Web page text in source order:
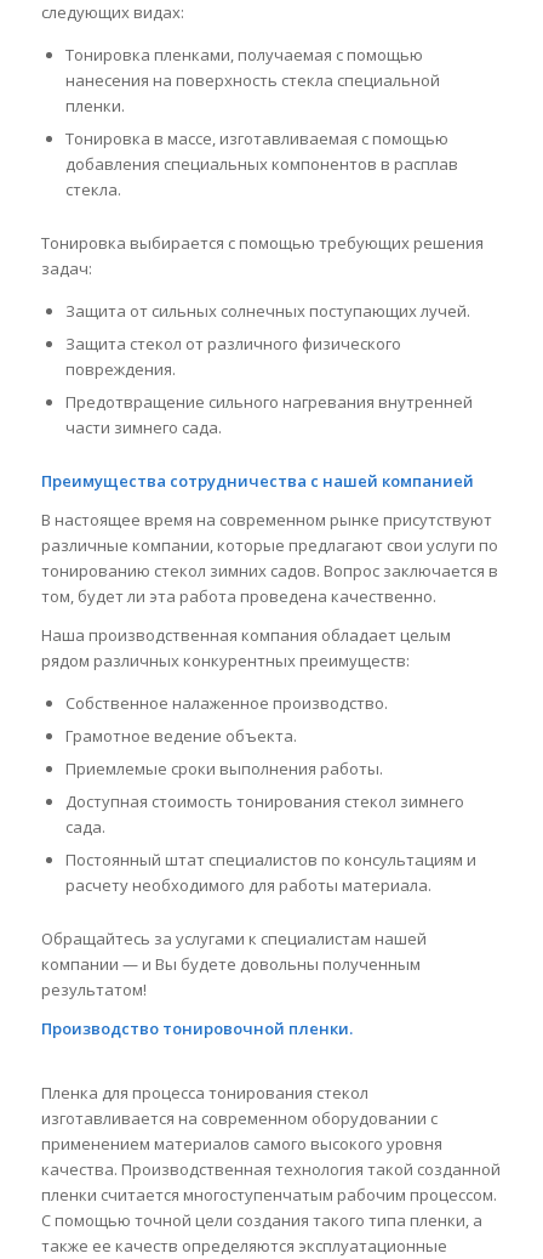
следующих видах:
Тонировка пленками, получаемая с помощью
нанесения на поверхность стекла специальной
пленки.
Тонировка в массе, изготавливаемая с помощью
добавления специальных компонентов в расплав
стекла.
Тонировка выбирается с помощью требующих решения
задач:
Защита от сильных солнечных поступающих лучей.
Защита стекол от различного физического
повреждения.
Предотвращение сильного нагревания внутренней
части зимнего сада.
Преимущества сотрудничества с нашей компанией
В настоящее время на современном рынке присутствуют
различные компании, которые предлагают свои услуги по
тонированию стекол зимних садов. Вопрос заключается в
том, будет ли эта работа проведена качественно.
Наша производственная компания обладает целым
рядом различных конкурентных преимуществ:
Собственное налаженное производство.
Грамотное ведение объекта.
Приемлемые сроки выполнения работы.
Доступная стоимость тонирования стекол зимнего
сада.
Постоянный штат специалистов по консультациям и
расчету необходимого для работы материала.
Обращайтесь за услугами к специалистам нашей
компании — и Вы будете довольны полученным
результатом!
Производство тонировочной пленки.
Пленка для процесса тонирования стекол
изготавливается на современном оборудовании с
применением материалов самого высокого уровня
качества. Производственная технология такой созданной
пленки считается многоступенчатым рабочим процессом.
С помощью точной цели создания такого типа пленки, а
также ее качеств определяются эксплуатационные